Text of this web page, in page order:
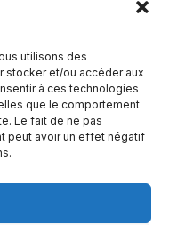
utilisons des
et/ou accéder aux
à ces technologies
que le comportement
Le fait de ne pas
peut avoir un effet négatif
Avenue, Montréal (QC)